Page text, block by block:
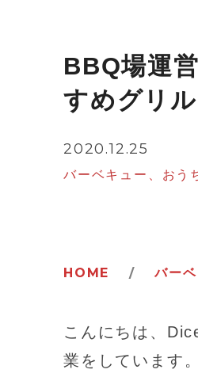
BBQ場運
すめグリ
2020.12.25
バーベキュー おう
HOME /バー
こんにちは、
業をしています